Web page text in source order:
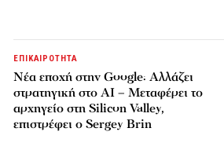
ΕΠΙΚΑΙΡΟΤΗΤΑ
Νέα εποχή στην Google: Αλλάζει
στρατηγική στο AI – Μεταφέρει το
αρχηγείο στη Silicon Valley,
επιστρέφει ο Sergey Brin